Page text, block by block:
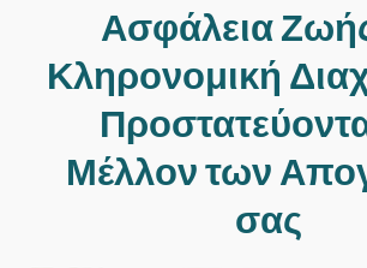
Ασφάλεια
Κληρονομική
Μέλλον των
σας